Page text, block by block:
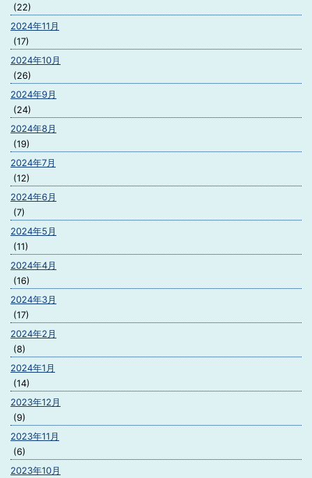
(22)
2024年11月
(17)
2024年10月
(26)
2024年9月
(24)
2024年8月
(19)
2024年7月
(12)
2024年6月
(7)
2024年5月
(11)
2024年4月
(16)
2024年3月
(17)
2024年2月
(8)
2024年1月
(14)
2023年12月
(9)
2023年11月
(6)
2023年10月